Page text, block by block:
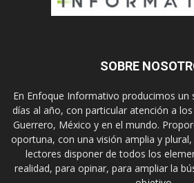
SOBRE
En Enfoque Informativo producimos un
días al año, con particular atención a
Guerrero, México y en el mundo.
oportuna, con una visión amplia y
lectores disponer de todos los
realidad, para opinar, para ampliar la